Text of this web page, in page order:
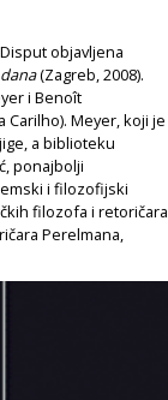
objavljena
(Zagreb, 2008).
i Benoît
Meyer, koji je
a biblioteku
ponajbolji
i filozofijski
filozofa i retoričara
Perelmana,